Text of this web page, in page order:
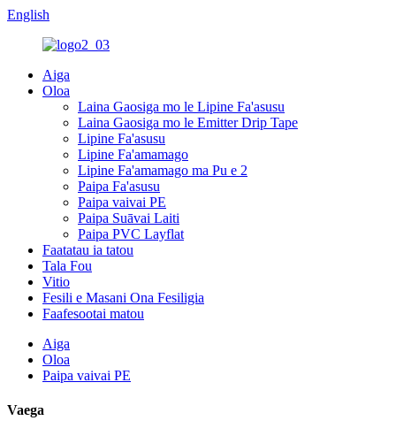
English
Aiga
Oloa
Laina Gaosiga mo le Lipine Fa'asusu
Laina Gaosiga mo le Emitter Drip Tape
Lipine Fa'asusu
Lipine Fa'amamago
Lipine Fa'amamago ma Pu e 2
Paipa Fa'asusu
Paipa vaivai PE
Paipa Suāvai Laiti
Paipa PVC Layflat
Faatatau ia tatou
Tala Fou
Vitio
Fesili e Masani Ona Fesiligia
Faafesootai matou
Aiga
Oloa
Paipa vaivai PE
Vaega